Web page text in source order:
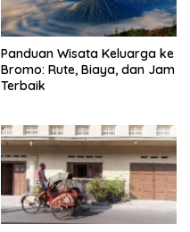
Panduan Wisata Keluarga ke
Bromo: Rute, Biaya, dan Jam
Terbaik